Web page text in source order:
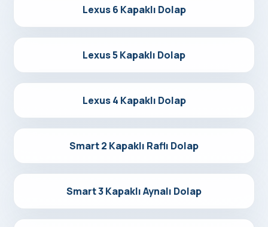
Detayları Gör
Lexus 6 Kapaklı Dolap
Detayları Gör
Lexus 5 Kapaklı Dolap
Detayları Gör
Lexus 4 Kapaklı Dolap
Detayları Gör
Smart 2 Kapaklı Raflı Dolap
Detayları Gör
Smart 3 Kapaklı Aynalı Dolap